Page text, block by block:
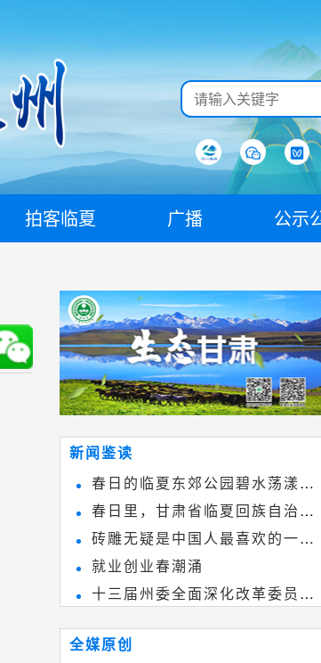
拍客临夏 广播 公示
新闻鉴读
春日的临夏东郊公园碧水荡漾、
春花烂漫
春日里，甘肃省临夏回族自治州
境内的刘家峡大桥，壮观美丽!
砖雕无疑是中国人最喜欢的一种
雕刻艺术，它不仅是民间实用美术
和建筑装饰艺术的有机结合，更成
为中国建筑史上彰品东方美不可磨
就业创业春潮涌
十三届州委全面深化改革委员会
第八次会议召开
全媒原创